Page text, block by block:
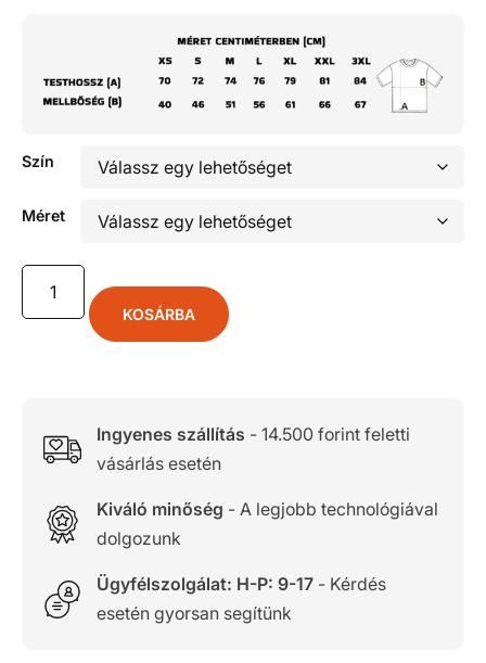
Szín
Méret
KOSÁRBA
Ingyenes szállítás - 14.500 forint feletti
vásárlás esetén
Kiváló minőség - A legjobb technológiával
dolgozunk
Ügyfélszolgálat: H-P: 9-17- Kérdés
esetén gyorsan segítünk